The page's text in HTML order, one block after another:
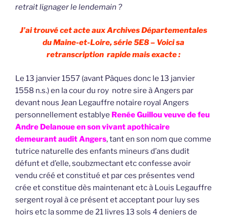
retrait lignager le lendemain ?
J’ai trouvé cet acte aux Archives Départementales
du Maine-et-Loire, série 5E8 – Voici sa
retranscription rapide mais exacte :
Le 13 janvier 1557 (avant Pâques donc le 13 janvier
1558 n.s.) en la cour du roy notre sire à Angers par
devant nous Jean Legauffre notaire royal Angers
personnellement establye Renée Guillou veuve de feu
Andre Delanoue en son vivant apothicaire
demeurant audit Angers, tant en son nom que comme
tutrice naturelle des enfants mineurs d’ans dudit
défunt et d’elle, soubzmectant etc confesse avoir
vendu créé et constitué et par ces présentes vend
crée et constitue dès maintenant etc à Louis Legauffre
sergent royal à ce présent et acceptant pour luy ses
hoirs etc la somme de 21 livres 13 sols 4 deniers de